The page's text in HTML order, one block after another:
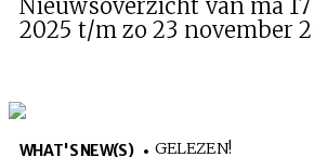
Nieuwsoverzicht van ma
2025 t/m zo 23 november
WHAT'S NEW(S) GELEZEN!